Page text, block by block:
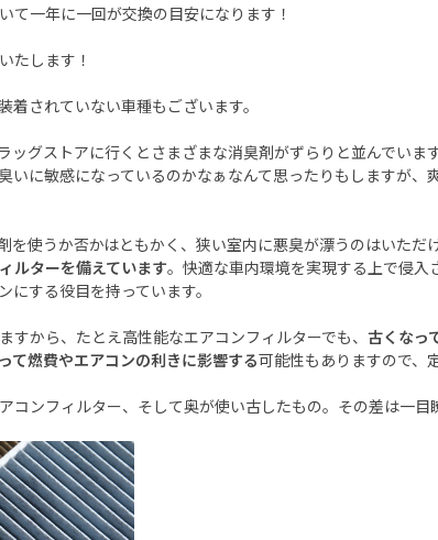
て一年に一回が交換の目安になります！
たします！
されていない車種もございます。
ッグストアに行くとさまざまな消臭剤がずらりと並んでいま
いに敏感になっているのかなぁなんて思ったりもしますが、
を使うか否かはともかく、狭い室内に悪臭が漂うのはいただ
ルターを備えています。快適な車内環境を実現する上で侵
する役目を持っています。
すから、たとえ高性能なエアコンフィルターでも、 古くなっ
て燃費やエアコンの利きに影響する可能性もありますので、
コンフィルター、そして奥が使い古したもの。その差は一目